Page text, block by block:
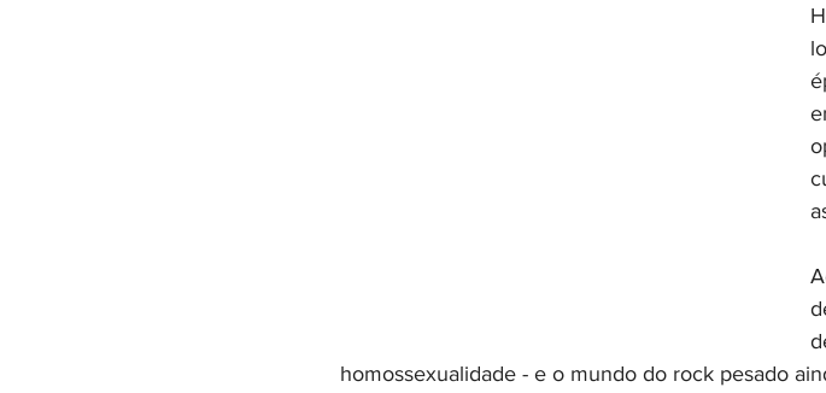
homossexualidade - e o mundo do rock pesado